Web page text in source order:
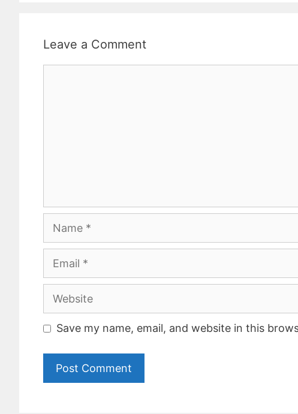
Leave a Comment
Name
Email
Website
Save my name, email, and website in this